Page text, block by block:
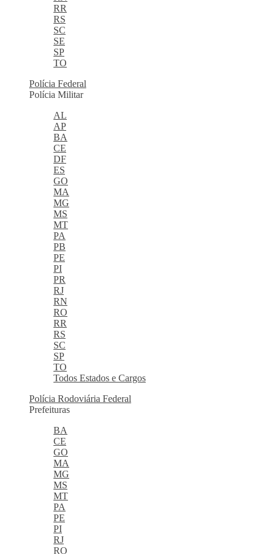
RR
RS
SC
SE
SP
TO
Polícia Federal
Polícia Militar
AL
AP
BA
CE
DF
ES
GO
MA
MG
MS
MT
PA
PB
PE
PI
PR
RJ
RN
RO
RR
RS
SC
SP
TO
Todos Estados e Cargos
Polícia Rodoviária Federal
Prefeituras
BA
CE
GO
MA
MG
MS
MT
PA
PE
PI
RJ
RO